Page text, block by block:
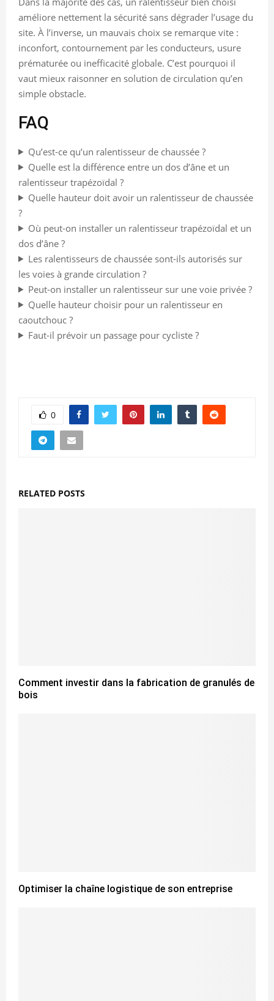
améliore nettement la sécurité sans dégrader l’usage du
site. À l’inverse, un mauvais choix se remarque vite :
inconfort, contournement par les conducteurs, usure
prématurée ou inefficacité globale. C’est pourquoi il
vaut mieux raisonner en solution de circulation qu’en
simple obstacle.
FAQ
Qu’est-ce qu’un ralentisseur de chaussée ?
Quelle est la différence entre un dos d’âne et un
ralentisseur trapézoïdal ?
Quelle hauteur doit avoir un ralentisseur de chaussée
?
Où peut-on installer un ralentisseur trapézoïdal et un
dos d’âne ?
Les ralentisseurs de chaussée sont-ils autorisés sur
les voies à grande circulation ?
Peut-on installer un ralentisseur sur une voie privée ?
Quelle hauteur choisir pour un ralentisseur en
caoutchouc ?
Faut-il prévoir un passage pour cycliste ?
0
RELATED POSTS
Comment investir dans la fabrication de granulés de
bois
Optimiser la chaîne logistique de son entreprise